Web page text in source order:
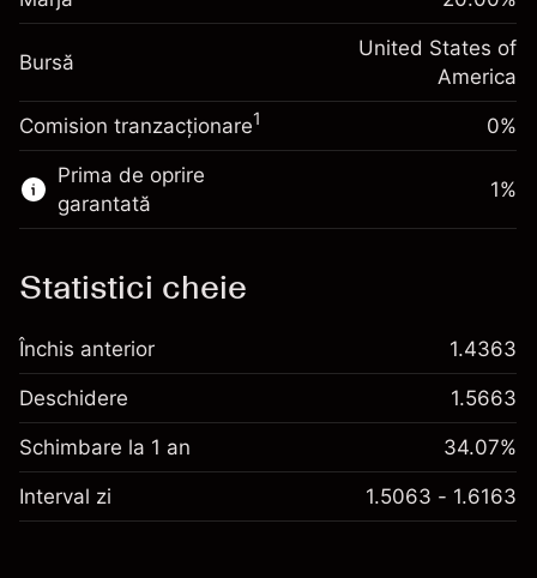
~$5,000.00
Bani din efectul de levier ~ $
$4,000.00
Accesați platforma
noapte
%
(-$0.03)
Dimensiunea tranzacției cu efect de levier
~$5,000.00
Bani din efectul de levier ~ $
Bursă
United States of
America
Comision tranzacționare1 0%
Prima de oprire
garantată
Comisioane
1%
Statistici cheie
Închis anterior 1.4363
Deschidere 1.5663
Schimbare la 1 an 34.07%
Interval zi 1.5063 - 1.6163